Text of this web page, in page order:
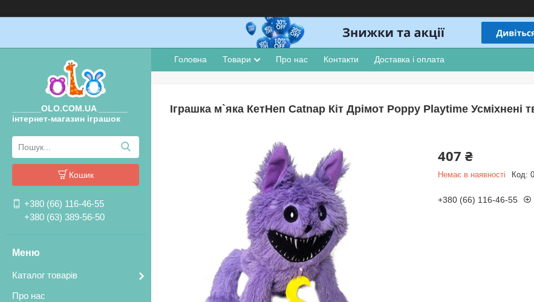
______OLO.COM.UA ______
інтернет-магазин іграшок
Кошик
+380 (66) 116-46-55
+380 (63) 389-56-50
Каталог товарів
Про нас
Головна Товари Про нас Контакти Доставка і оплата
Іграшка м`яка КетНеп Catnap Кіт Дрімот Poppy Playtime Усміхнені
407 ₴
Немає в наявності Код:
+380 (66) 116-46-55